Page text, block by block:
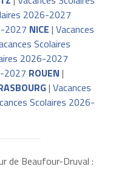
2026-2027
2027 NICE | Vacances
Scolaires
2026-2027
2027 ROUEN |
| Vacances
Scolaires 2026-
de Beaufour-Druval :